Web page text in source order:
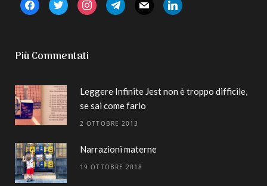
facebooktwitter instagramtelegrammail linkedin
Più Commentati
Leggere Infinite Jest non è troppo difficile,
se sai come farlo
2 OTTOBRE 2013
Narrazioni materne
19 OTTOBRE 2018